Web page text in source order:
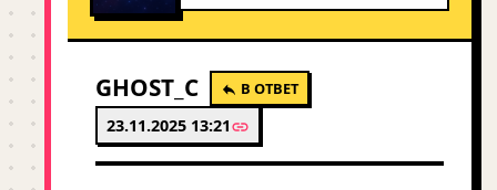
GHOST_C В ОТВЕТ
23.11.2025 13:21